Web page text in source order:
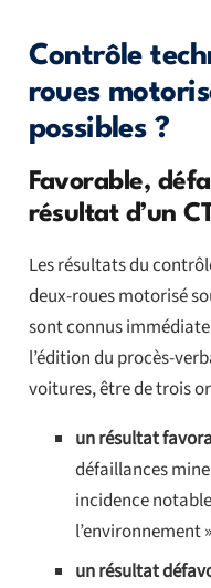
Contrôle
roues
possibles ?
Favorable,
résultat d’un
Les résultats du
deux-roues motorisé
sont connus
l’édition du procès-
voitures, être de trois
un résultat
défaillances
incidence
l’environnement »
un résultat